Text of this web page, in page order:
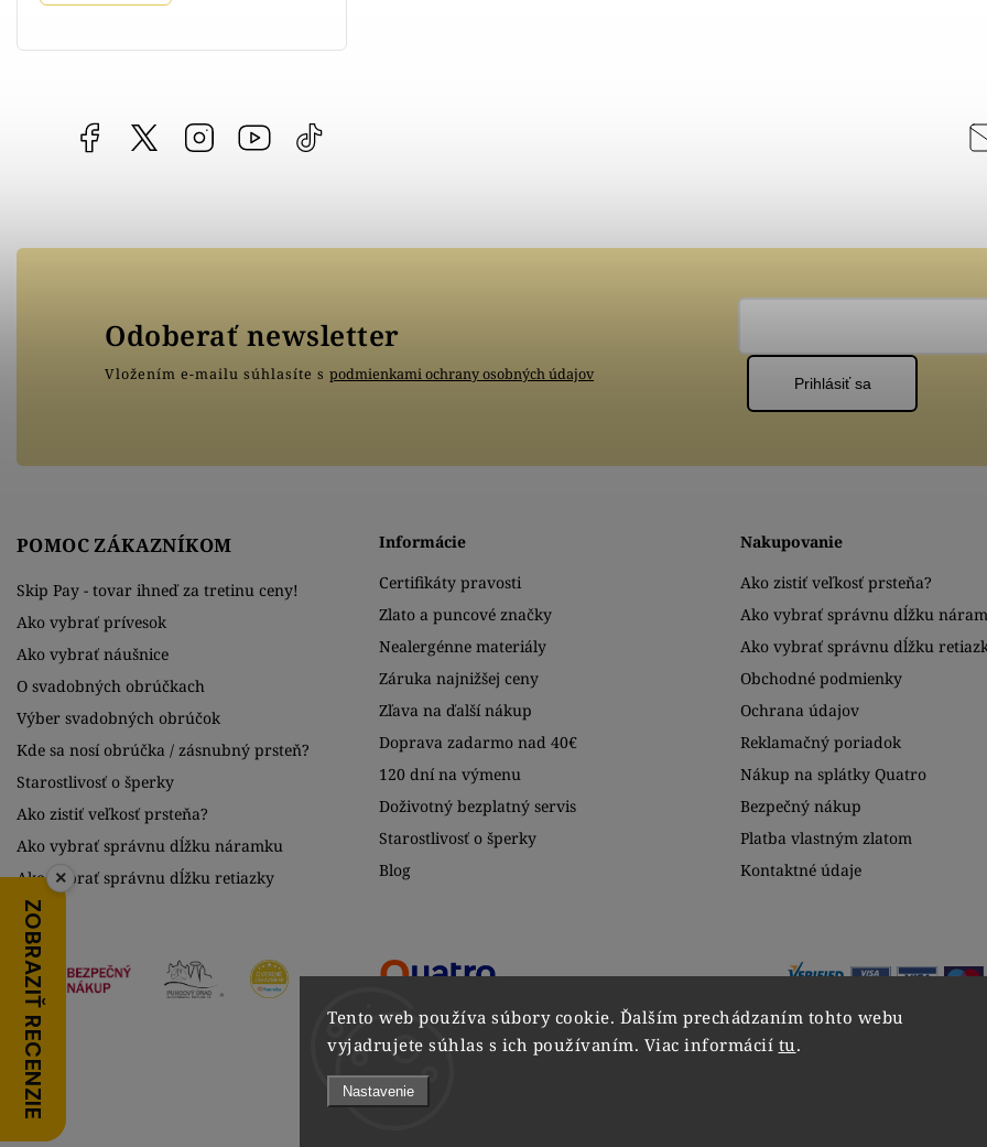
Tento web používa súbory cookie. Ďalším prechádzaním tohto webu
vyjadrujete súhlas s ich používaním. Viac informácií tu.
Nastavenie
Facebook vipgoldsk InstagramYouTube
POMOC ZÁKAZNÍKOM
Skip Pay - tovar ihneď za tretinu ceny!
Ako vybrať prívesok
Ako vybrať náušnice
O svadobných obrúčkach
Výber svadobných obrúčok
Kde sa nosí obrúčka / zásnubný prsteň?
Starostlivosť o šperky
Ako zistiť veľkosť prsteňa?
Ako vybrať správnu dĺžku náramku
Ako vybrať správnu dĺžku retiazky
Informácie
Certifikáty pravosti
Zlato a puncové značky
Nealergénne materiály
Záruka najnižšej ceny
Zľava na ďalší nákup
Doprava zadarmo nad 40€
120 dní na výmenu
Doživotný bezplatný servis
Starostlivosť o šperky
Blog
Nakupovanie
Ako zistiť veľkosť prsteňa?
Ako vybrať správnu dĺžku
Ako vybrať správnu dĺžku
Obchodné podmienky
Ochrana údajov
Reklamačný poriadok
Nákup na splátky Quatro
Bezpečný nákup
Platba vlastným zlatom
Kontaktné údaje
Odoberať newsletter
Vložením e-mailu súhlasíte s podmienkami ochrany osobných údajov
Prihlásiť sa
ZOBRAZIŤ RECENZIE
×